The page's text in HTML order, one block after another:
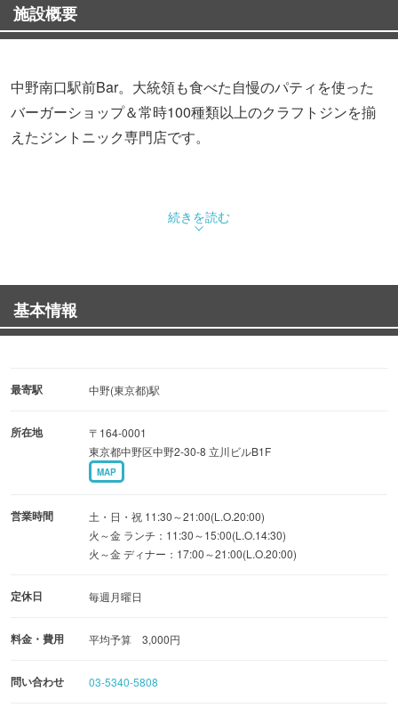
施設概要
中野南口駅前Bar。大統領も食べた自慢のパティを使った
バーガーショップ＆常時100種類以上のクラフトジンを揃
えたジントニック専門店です。
続きを読む
基本情報
最寄駅 中野(東京都)駅
所在地
〒164-0001
東京都中野区中野2-30-8 立川ビルB1F
MAP
営業時間
土・日・祝 11:30～21:00(L.O.20:00)
火～金 ランチ：11:30～15:00(L.O.14:30)
火～金 ディナー：17:00～21:00(L.O.20:00)
定休日 毎週月曜日
料金・費用 平均予算 3,000円
問い合わせ 03-5340-5808